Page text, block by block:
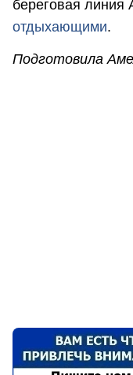
береговая линия
отдыхающими.
Подготовила